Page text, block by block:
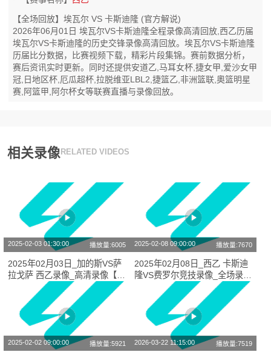
【全场回放】埃瓦尔 VS 卡斯迪隆 (官方解说)
2026年06月01日 埃瓦尔VS卡斯迪隆全程录像高清回放,西乙历届
埃瓦尔VS卡斯迪隆的历史交锋录像高清回放。埃瓦尔VS卡斯迪隆
历届比分数据，比赛视频下载，精彩片段集锦。赛前数据分析，
赛后资讯实时更新。同时还提供安道乙,马耳女杯,捷女甲,爱沙女甲
冠,日地区杯,厄瓜超杯,拉脱维亚LBL2,捷篮乙,非洲篮联,奧篮明星
赛,阿篮甲,阿尔杯女等联赛直播与录像回放。
相关录像 RELATED VIDEOS
2025-02-03 01:30:00 播放量:6005
2025年02月03日_加的斯VS萨
拉戈萨 西乙录像_高清录像【全
场回放】
2025-02-08 09:00:00 播放量:7670
2025年02月08日_西乙 卡斯迪
隆VS费罗尔竞技录像_全场录像
【视频集锦】
2025-02-02 09:00:00 播放量:5921 2026-03-22 11:15:00 播放量:7519